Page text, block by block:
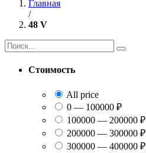
Главная
/
48 V
Найти:
Стоимость
All price
0 — 100000 ₽
100000 — 200000 ₽
200000 — 300000 ₽
300000 — 400000 ₽